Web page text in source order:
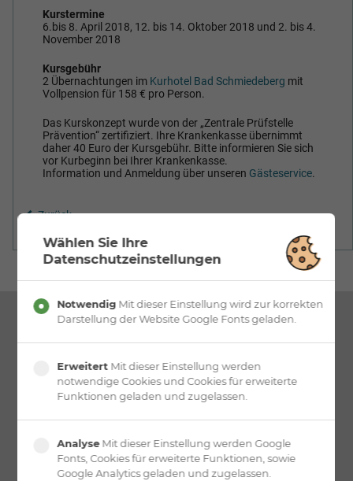
Kurstermine
6.bis 8. April 2018, 12. bis 14. Oktober 2018 und 2. bis 4.
November 2018
Kursgebühr
2 Übernachtungen im Kurhotel Bad Schmiedeberg mit
Vollpension für 158 € pro Person.
Das Kurskonzept wurde von der „Zentrale Prüfstelle
Prävention“ zertifiziert. Ihre Krankenkasse übernimmt
daher 40 Euro der Kursgebühr. Bitte informieren Sie sich
vor Kurbeginn bei Ihrer Krankenkasse.
Information und Anmeldung über unseren Gästeservice.
Zurück
Wählen Sie Ihre
Datenschutzeinstellungen
Notwendig Mit dieser Einstellung wird zur korrekten
Darstellung der Website Google Fonts geladen.
Erweitert Mit dieser Einstellung werden
notwendige Cookies und Cookies für erweiterte
Funktionen geladen und zugelassen.
Analyse Mit dieser Einstellung werden Google
Fonts, Cookies für erweiterte Funktionen, sowie
Google Analytics geladen und zugelassen.